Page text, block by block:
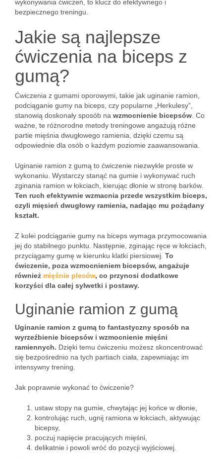
wykonywania ćwiczeń, to klucz do efektywnego i
bezpiecznego treningu.
Jakie są najlepsze
ćwiczenia na biceps z
gumą?
Ćwiczenia z gumami oporowymi, takie jak uginanie ramion,
podciąganie gumy na biceps, czy popularne „Herkulesy”,
stanowią doskonały sposób na wzmocnienie bicepsów . Co
ważne, te różnorodne metody treningowe angażują różne
partie mięśnia dwugłowego ramienia, dzięki czemu są
odpowiednie dla osób o każdym poziomie zaawansowania.
Uginanie ramion z gumą to ćwiczenie niezwykle proste w
wykonaniu. Wystarczy stanąć na gumie i wykonywać ruch
zginania ramion w łokciach, kierując dłonie w stronę barków.
Ten ruch efektywnie wzmacnia przede wszystkim biceps,
czyli mięsień dwugłowy ramienia, nadając mu pożądany
kształt.
Z kolei podciąganie gumy na biceps wymaga przymocowania
jej do stabilnego punktu. Następnie, zginając ręce w łokciach,
przyciągamy gumę w kierunku klatki piersiowej. To
ćwiczenie, poza wzmocnieniem bicepsów, angażuje
również mięśnie pleców, co przynosi dodatkowe
korzyści dla całej sylwetki i postawy.
Uginanie ramion z gumą
Uginanie ramion z gumą to fantastyczny sposób na
wyrzeźbienie bicepsów i wzmocnienie mięśni
ramiennych. Dzięki temu ćwiczeniu możesz skoncentrować
się bezpośrednio na tych partiach ciała, zapewniając im
intensywny trening.
Jak poprawnie wykonać to ćwiczenie?
ustaw stopy na gumie, chwytając jej końce w dłonie,
kontrolując ruch, ugnij ramiona w łokciach, aktywując
bicepsy,
poczuj napięcie pracujących mięśni,
delikatnie i powoli wróć do pozycji wyjściowej.